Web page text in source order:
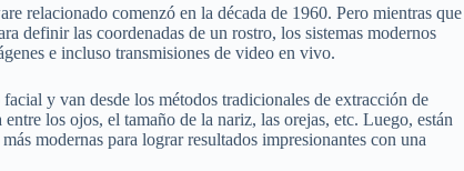
relacionado comenzó en la década de 1960. Pero mientras que
definir las coordenadas de un rostro, los sistemas modernos
e incluso transmisiones de video en vivo.
y van desde los métodos tradicionales de extracción de
los ojos, el tamaño de la nariz, las orejas, etc. Luego, están
modernas para lograr resultados impresionantes con una